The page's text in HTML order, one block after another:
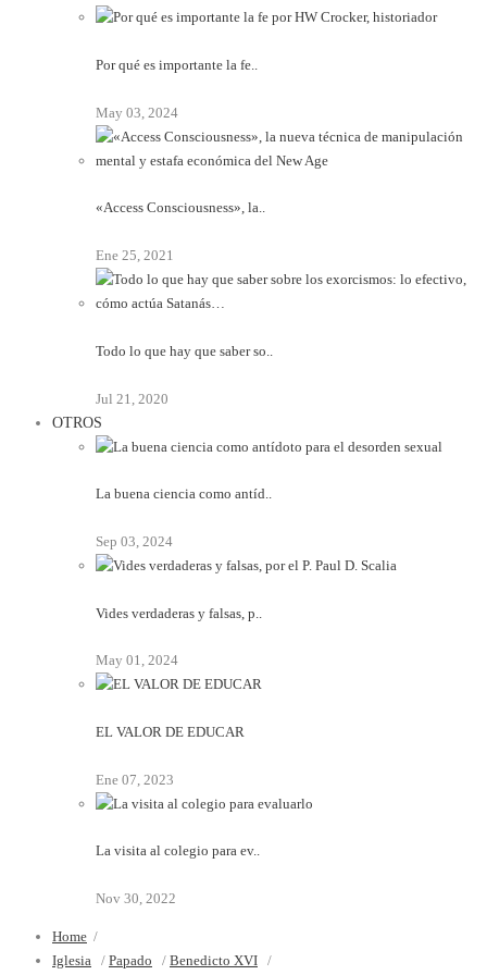
Por qué es importante la fe..
May 03, 2024
«Access Consciousness», la..
Ene 25, 2021
Todo lo que hay que saber so..
Jul 21, 2020
OTROS
La buena ciencia como antíd..
Sep 03, 2024
Vides verdaderas y falsas, p..
May 01, 2024
EL VALOR DE EDUCAR
Ene 07, 2023
La visita al colegio para ev..
Nov 30, 2022
Home /
Iglesia / Papado / Benedicto XVI /